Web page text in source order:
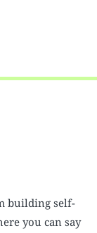
building self-
you can say